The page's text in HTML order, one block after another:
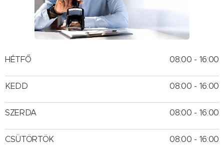
HÉTFŐ 08:00 - 16:00
KEDD 08:00 - 16:00
SZERDA 08:00 - 16:00
CSÜTÖRTÖK 08:00 - 16:00